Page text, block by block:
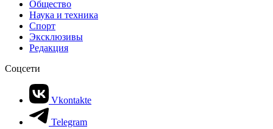
Общество
Наука и техника
Спорт
Эксклюзивы
Редакция
Соцсети
Vkontakte
Telegram